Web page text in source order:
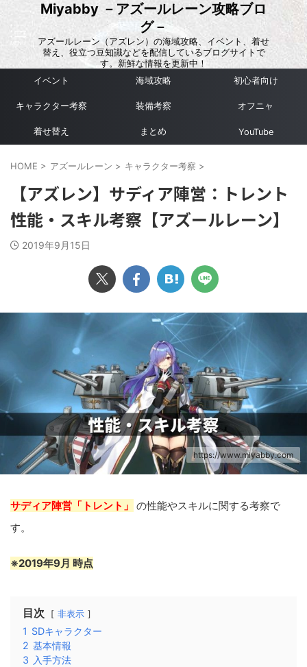
Miyabby －アズールレーン攻略ブロ
グ－
アズールレーン（アズレン）の海域攻略、イベント、着せ
替え、役立つ豆知識などを配信しているブログサイトで
す。新鮮な情報を更新中！
イベント 海域攻略 初心者向け
キャラクター考察 装備考察 オフニャ
着せ替え まとめ YouTube
HOME > アズールレーン > キャラクター考察 >
【アズレン】サディア陣営：トレント
性能・スキル考察【アズールレーン】
2019年9月15日
https://www.miyabby.com
サディア陣営「トレント」
の性能やスキルに関する考察で
す。
※2019年9月 時点
目次 非表示
1 SDキャラクター
2 基本情報
3 入手方法